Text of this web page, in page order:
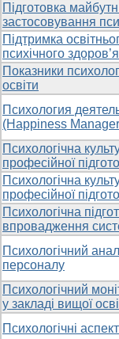
Підготовка
застосовування
Підтримка
психічного
Показники
освіти
Психология
(Нappiness
Психологічна
професійної
Психологічна
професійної
Психологічна
впровадження
Психологічний
персоналу
Психологічний
у закладі вищої
Психологічні